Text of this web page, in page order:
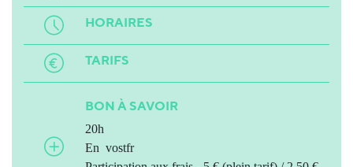
HORAIRES
TARIFS
BON À SAVOIR
20h
En vostfr